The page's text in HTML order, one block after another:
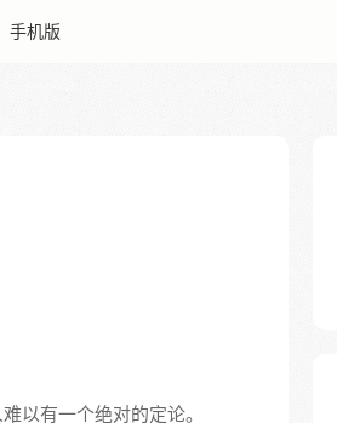
手机版
以有一个绝对的定论。